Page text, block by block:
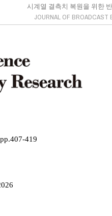
시계열 결측치 복원을 위한
JOURNAL OF BROADCAST
419